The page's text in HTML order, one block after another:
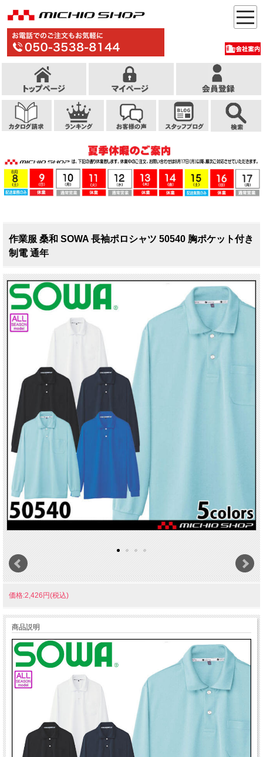
作業服 桑和 SOWA 長袖ポロシャツ 50540 胸ポケット付き
制電 通年
価格:2,426円(税込)
商品説明